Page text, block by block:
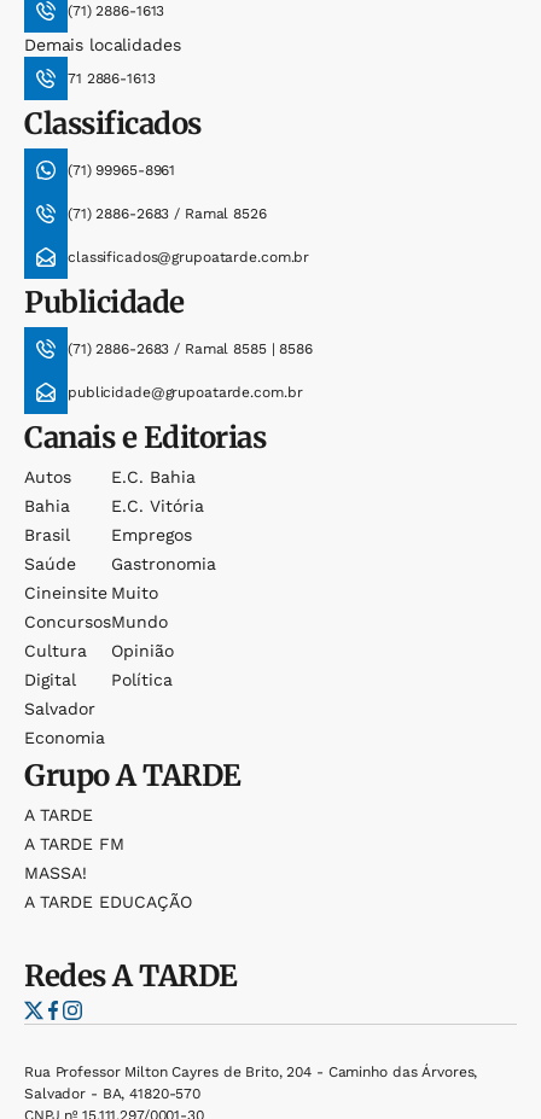
(71) 2886-1613
Demais localidades
71 2886-1613
Classificados
(71) 99965-8961
(71) 2886-2683 / Ramal 8526
classificados@grupoatarde.com.br
Publicidade
(71) 2886-2683 / Ramal 8585 | 8586
publicidade@grupoatarde.com.br
Canais e Editorias
Autos
Bahia
Brasil
Saúde
Cineinsite
Concursos
Cultura
Digital
Salvador
Economia
E.c. Bahia
E.c. Vitória
Empregos
Gastronomia
Muito
Mundo
Opinião
Política
GrupoA TARDE
A TARDE
A TARDE FM
MASSA!
A TARDE EDUCAÇÃO
RedesA TARDE
Rua Professor Milton Cayres de Brito, 204 - Caminho das Árvores,
Salvador - BA, 41820-570
CNPJ nº 15.111.297/0001-30